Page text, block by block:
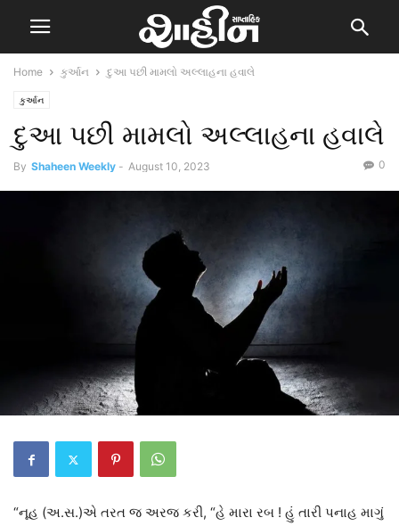
Home કુર્આન દુઆ પછી મામલો અલ્લાહના હવાલે
કુર્આન
દુઆ પછી મામલો અલ્લાહના હવાલે
By Shaheen Weekly - August 10, 2023 0
“નૂહ (અ.સ.)એ તરત જ અરજ કરી, “હે મારા રબ ! હું તારી પનાહ માગું